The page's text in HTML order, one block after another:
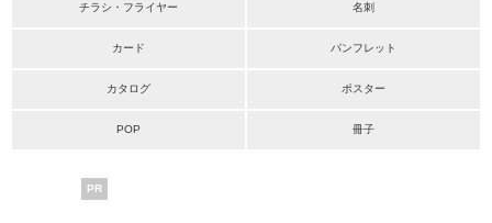
チラシ・フライヤー 名刺
カード パンフレット
カタログ ポスター
POP 冊子
PR